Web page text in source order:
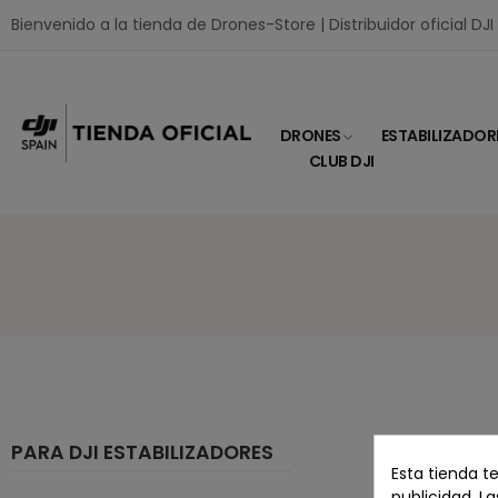
Bienvenido a la tienda de Drones-Store | Distribuidor oficial DJI
DRONES
CLUB DJI
PARA DJI ESTABILIZADORES
Esta tienda